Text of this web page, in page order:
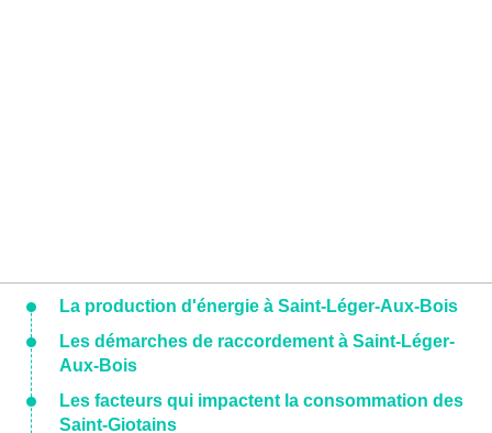
La production d'énergie à Saint-Léger-Aux-Bois
Les démarches de raccordement à Saint-Léger-
Aux-Bois
Les facteurs qui impactent la consommation des
Saint-Giotains